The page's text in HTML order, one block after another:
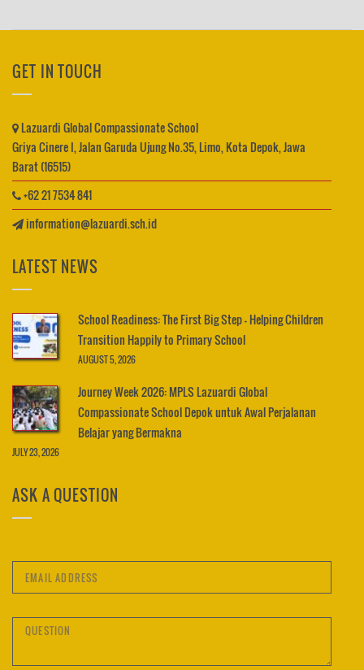
GET IN TOUCH
Lazuardi Global Compassionate School
Griya Cinere I, Jalan Garuda Ujung No.35, Limo, Kota Depok, Jawa
Barat (16515)
+62 21 7534 841
information@lazuardi.sch.id
LATEST NEWS
School Readiness: The First Big Step – Helping Children
Transition Happily to Primary School
AUGUST 5, 2026
Journey Week 2026: MPLS Lazuardi Global
Compassionate School Depok untuk Awal Perjalanan
Belajar yang Bermakna
JULY 23, 2026
ASK A QUESTION